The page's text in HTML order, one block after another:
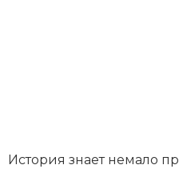
История знает немало